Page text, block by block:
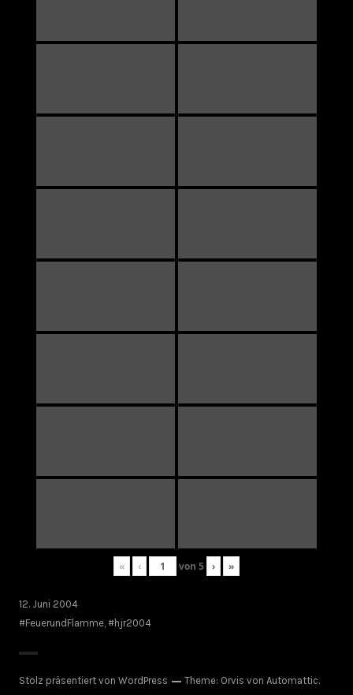
« ‹ von 5 › »
12. Juni 2004
#FeuerundFlamme #hjr2004
Stolz präsentiert von WordPress Theme: Orvis vonAutomattic.